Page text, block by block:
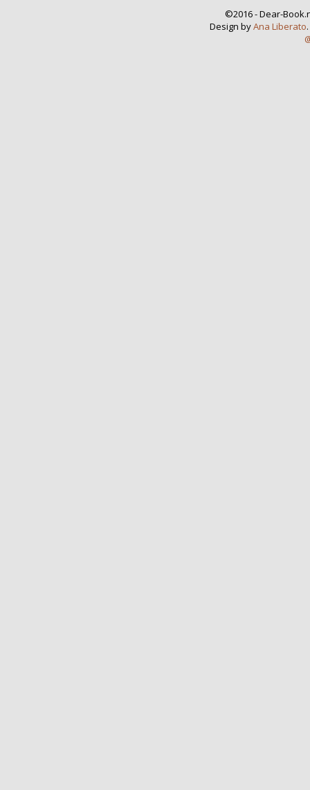
©2016 - Dear-
Design byAna Liberato